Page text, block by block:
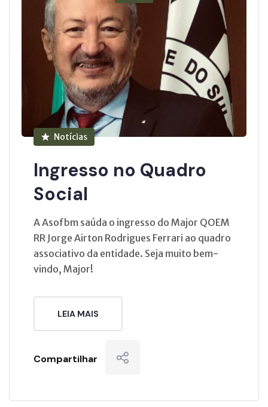
Notícias
Ingresso no Quadro
Social
A Asofbm saúda o ingresso do Major QOEM
RR Jorge Airton Rodrigues Ferrari ao quadro
associativo da entidade. Seja muito bem-
vindo, Major!
LEIA MAIS
Compartilhar